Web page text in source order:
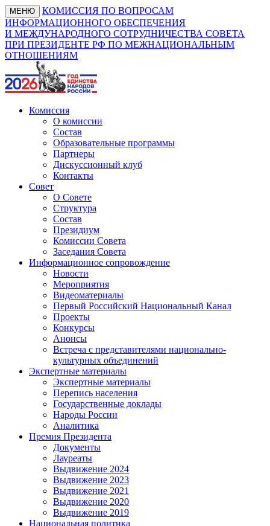
МЕНЮ
КОМИССИЯ ПО ВОПРОСАМ
ИНФОРМАЦИОННОГО ОБЕСПЕЧЕНИЯ
И МЕЖДУНАРОДНОГО СОТРУДНИЧЕСТВА СОВЕТА
ПРИ ПРЕЗИДЕНТЕ РФ ПО МЕЖНАЦИОНАЛЬНЫМ
ОТНОШЕНИЯМ
Комиссия
О комиссии
Состав
Образовательные программы
Партнеры
Дискуссионный клуб
Контакты
Совет
О Совете
Структура
Состав
Президиум
Комиссии Совета
Заседания Совета
Информационное сопровождение
Новости
Мероприятия
Видеоматериалы
Первый Российский Национальный Канал
Проекты
Конкурсы
Анонсы
Встреча с представителями национально-
культурных объединений
Экспертные материалы
Экспертные материалы
Перепись населения
Государственные доклады
Народы России
Аналитика
Премия Президента
Документы
Лауреаты
Выдвижение 2024
Выдвижение 2023
Выдвижение 2021
Выдвижение 2020
Выдвижение 2019
Национальная политика